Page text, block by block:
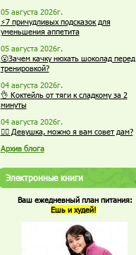
05 августа 2026г.
⚡7 причудливых подсказок для
уменьшения аппетита
05 августа 2026г.
😮Зачем качку нюхать шоколад перед
тренировкой?
04 августа 2026г.
👌 Коктейль от тяги к сладкому за 2
минуты
04 августа 2026г.
🏋️‍♀️ Девушка, можно я вам совет дам?
Архив блога
Электронные книги
Ваш ежедневный план питания:
Ешь и худей!